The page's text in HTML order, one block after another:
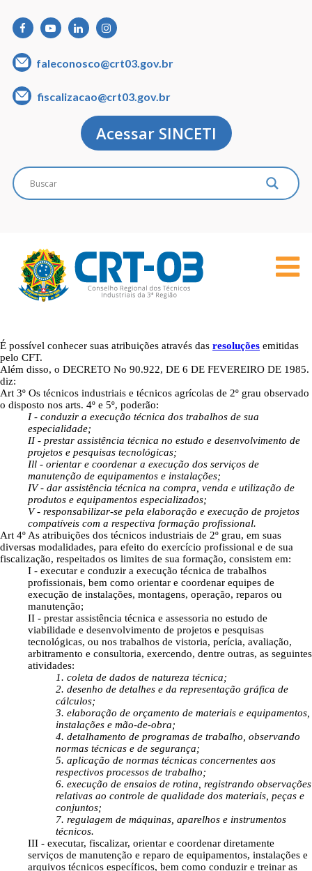
faleconosco@crt03.gov.br
fiscalizacao@crt03.gov.br
Acessar SINCETI
É possível conhecer suas atribuições através das resoluções emitidas
pelo CFT.
Além disso, o DECRETO No 90.922, DE 6 DE FEVEREIRO DE 1985.
diz:
Art 3º Os técnicos industriais e técnicos agrícolas de 2º grau observado
o disposto nos arts. 4º e 5º, poderão:
I - conduzir a execução técnica dos trabalhos de sua
especialidade;
II - prestar assistência técnica no estudo e desenvolvimento de
projetos e pesquisas tecnológicas;
Ill - orientar e coordenar a execução dos serviços de
manutenção de equipamentos e instalações;
IV - dar assistência técnica na compra, venda e utilização de
produtos e equipamentos especializados;
V - responsabilizar-se pela elaboração e execução de projetos
compatíveis com a respectiva formação profissional.
Art 4º As atribuições dos técnicos industriais de 2º grau, em suas
diversas modalidades, para efeito do exercício profissional e de sua
fiscalização, respeitados os limites de sua formação, consistem em:
I - executar e conduzir a execução técnica de trabalhos
profissionais, bem como orientar e coordenar equipes de
execução de instalações, montagens, operação, reparos ou
manutenção;
II - prestar assistência técnica e assessoria no estudo de
viabilidade e desenvolvimento de projetos e pesquisas
tecnológicas, ou nos trabalhos de vistoria, perícia, avaliação,
arbitramento e consultoria, exercendo, dentre outras, as seguintes
atividades:
1. coleta de dados de natureza técnica;
2. desenho de detalhes e da representação gráfica de
cálculos;
3. elaboração de orçamento de materiais e equipamentos,
instalações e mão-de-obra;
4. detalhamento de programas de trabalho, observando
normas técnicas e de segurança;
5. aplicação de normas técnicas concernentes aos
respectivos processos de trabalho;
6. execução de ensaios de rotina, registrando observações
relativas ao controle de qualidade dos materiais, peças e
conjuntos;
7. regulagem de máquinas, aparelhos e instrumentos
técnicos.
III - executar, fiscalizar, orientar e coordenar diretamente
serviços de manutenção e reparo de equipamentos, instalações e
arquivos técnicos específicos, bem como conduzir e treinar as